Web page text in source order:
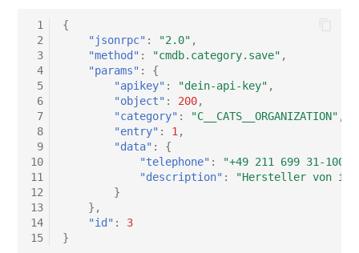
1
2
3
4
5
6
7
8
9
10
11
12
13
14
15
{
"jsonrpc" : "2.0" ,
"method" : "cmdb.category.save" ,
"params" :
{
"apikey" : "dein-api-key" ,
"object" : 200,
"category" : "C__CATS__ORGANIZATION" ,
"entry" : 1 ,
"data" :
{
"telephone" : "+49 211 699 31-100"
"description" :
"Hersteller von i-
}
},
"id" :
3
}